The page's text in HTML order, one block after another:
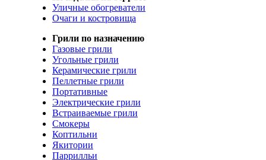
Уличные обогреватели
Очаги и костровища
Грили по назначению
Газовые грили
Угольные грили
Керамические грили
Пеллетные грили
Портативные
Электрические грили
Встраиваемые грили
Смокеры
Коптильни
Якитории
Паррилльи